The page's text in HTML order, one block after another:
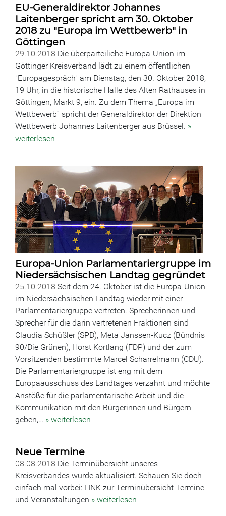
EU-Generaldirektor Johannes
Laitenberger spricht am 30. Oktober
2018 zu "Europa im Wettbewerb" in
Göttingen
29.10.2018 Die überparteiliche Europa-Union im
Göttinger Kreisverband lädt zu einem öffentlichen
"Europagespräch" am Dienstag, den 30. Oktober 2018,
19 Uhr, in die historische Halle des Alten Rathauses in
Göttingen, Markt 9, ein. Zu dem Thema „Europa im
Wettbewerb“ spricht der Generaldirektor der Direktion
Wettbewerb Johannes Laitenberger aus Brüssel. »
weiterlesen
Europa-Union Parlamentariergruppe im
Niedersächsischen Landtag gegründet
25.10.2018 Seit dem 24. Oktober ist die Europa-Union
im Niedersächsischen Landtag wieder mit einer
Parlamentariergruppe vertreten. Sprecherinnen und
Sprecher für die darin vertretenen Fraktionen sind
Claudia Schüßler (SPD), Meta Janssen-Kucz (Bündnis
90/Die Grünen), Horst Kortlang (FDP) und der zum
Vorsitzenden bestimmte Marcel Scharrelmann (CDU).
Die Parlamentariergruppe ist eng mit dem
Europaausschuss des Landtages verzahnt und möchte
Anstöße für die parlamentarische Arbeit und die
Kommunikation mit den Bürgerinnen und Bürgern
geben,… » weiterlesen
Neue Termine
08.08.2018 Die Terminübersicht unseres
Kreisverbandes wurde aktualisiert. Schauen Sie doch
einfach mal vorbei: LINK zur Terminübersicht Termine
und Veranstaltungen » weiterlesen